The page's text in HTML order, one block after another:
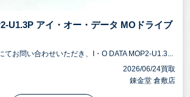
U1.3P アイ・オー・データ MOドライブ
てお問い合わせいただき、I・O DATA MOP2-U1.3...
2026/06/24買取
錬金堂 倉敷店